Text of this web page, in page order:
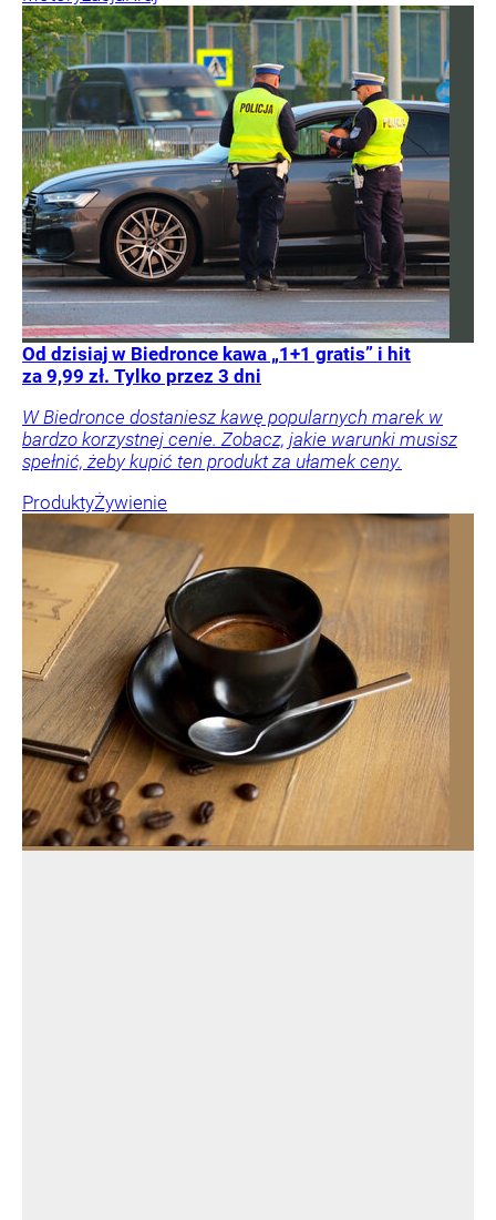
Od dzisiaj w Biedronce kawa „1+1 gratis” i hit
za 9,99 zł. Tylko przez 3 dni
W Biedronce dostaniesz kawę popularnych marek w
bardzo korzystnej cenie. Zobacz, jakie warunki musisz
spełnić, żeby kupić ten produkt za ułamek ceny.
ProduktyŻywienie